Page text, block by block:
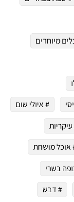
מיוחדים
# איולי שום
אוכל מושחת
בשרי
# דבש